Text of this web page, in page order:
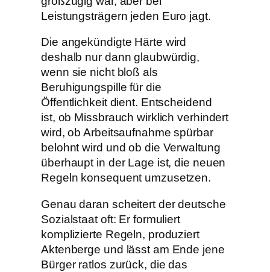
Leistungsträgern jeden Euro jagt.
Die angekündigte Härte wird
deshalb nur dann glaubwürdig,
wenn sie nicht bloß als
Beruhigungspille für die
Öffentlichkeit dient. Entscheidend
ist, ob Missbrauch wirklich verhindert
wird, ob Arbeitsaufnahme spürbar
belohnt wird und ob die Verwaltung
überhaupt in der Lage ist, die neuen
Regeln konsequent umzusetzen.
Genau daran scheitert der deutsche
Sozialstaat oft: Er formuliert
komplizierte Regeln, produziert
Aktenberge und lässt am Ende jene
Bürger ratlos zurück, die das